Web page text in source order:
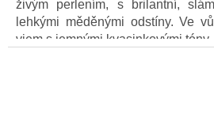
živým perlením, s brilantní,
lehkými měděnými odstíny. Ve
vjem s jemnými kvasinkovými tóny.